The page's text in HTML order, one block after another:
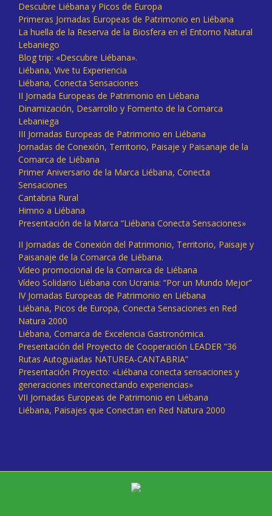
Descubre Liébana y Picos de Europa
Primeras Jornadas Europeas de Patrimonio en Liébana
La huella de la Reserva de la Biosfera en el Entorno Natural
Lebaniego
Blog trip: «Descubre Liébana».
Liébana, Vive tu Experiencia
Liébana, Conecta Sensaciones
II Jornada Europeas de Patrimonio en Liébana
Dinamización, Desarrollo y Fomento de la Comarca
Lebaniega
III Jornadas Europeas de Patrimonio en Liébana
Jornadas de Conexión, Territorio, Paisaje y Paisanaje de la
Comarca de Liébana
Primer Aniversario de la Marca Liébana, Conecta
Sensaciones
Cantabria Rural
Himno a Liébana
Presentación de la Marca “Liébana Conecta Sensaciones»
II Jornadas de Conexión del Patrimonio, Territorio, Paisaje y
Paisanaje de la Comarca de Liébana.
Vídeo promocional de la Comarca de Liébana
Vídeo Solidario Liébana con Ucrania: “Por un Mundo Mejor”
IV Jornadas Europeas de Patrimonio en Liébana
Liébana, Picos de Europa, Conecta Sensaciones en Red
Natura 2000
Liébana, Comarca de Excelencia Gastronómica.
Presentación del Proyecto de Cooperación LEADER “36
Rutas Autoguiadas NATUREA-CANTABRIA”
Presentación Proyecto: «Liébana conecta sensaciones y
generaciones interconectando experiencias»
VII Jornadas Europeas de Patrimonio en Liébana
Liébana, Paisajes que Conectan en Red Natura 2000